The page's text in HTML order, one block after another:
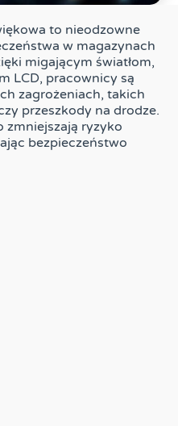
to nieodzowne
w magazynach
migającym światłom,
LCD, pracownicy są
zagrożeniach, takich
przeszkody na drodze.
zmniejszają ryzyko
bezpieczeństwo